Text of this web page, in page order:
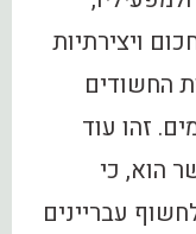
ויצירתיות
החשודים
זהו עוד
הוא, כי
עבריינים